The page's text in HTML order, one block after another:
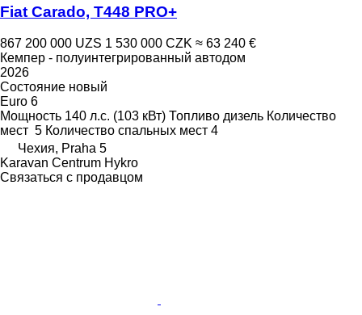
Fiat Carado, T448 PRO+
867 200 000 UZS 1 530 000 CZK ≈ 63 240 €
Кемпер - полуинтегрированный автодом
2026
Состояние новый
Euro 6
Мощность 140 л.с. (103 кВт) Топливо дизель Количество
мест 5 Количество спальных мест 4
Чехия, Praha 5
Karavan Centrum Hykro
Связаться с продавцом